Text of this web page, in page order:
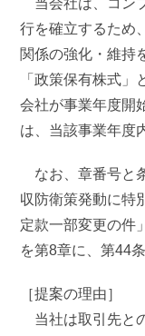
当会社は、コン
行を確立するため
関係の強化・維持
「政策保有株式
会社が事業年度開
は、当該事業年度
なお、章番号と
収防衛策発動に特
定款一部変更の件
を第8章に、第44
［提案の理由］
当社は取引先と